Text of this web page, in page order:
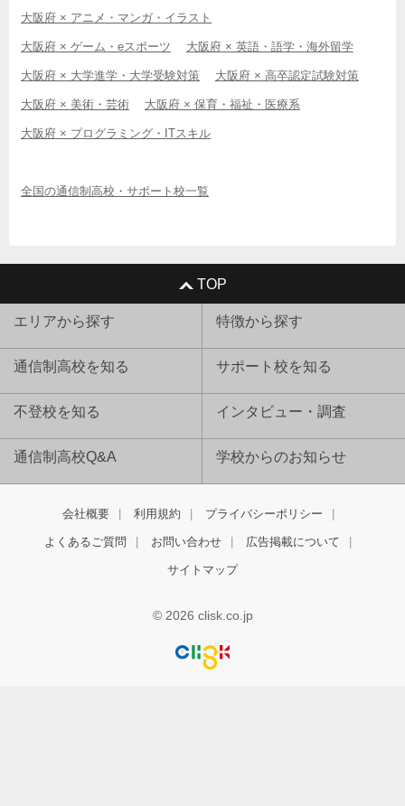
大阪府 × アニメ・マンガ・イラスト
大阪府 × ゲーム・eスポーツ 大阪府 × 英語・語学・海外留学
大阪府 × 大学進学・大学受験対策 大阪府 × 高卒認定試験対策
大阪府 × 美術・芸術 大阪府 × 保育・福祉・医療系
大阪府 × プログラミング・ITスキル
全国の通信制高校・サポート校一覧
TOP
エリアから探す 特徴から探す
通信制高校を知る サポート校を知る
不登校を知る インタビュー・調査
通信制高校Q&A 学校からのお知らせ
会社概要 利用規約 プライバシーポリシー
よくあるご質問 お問い合わせ 広告掲載について
サイトマップ
© 2026 clisk.co.jp